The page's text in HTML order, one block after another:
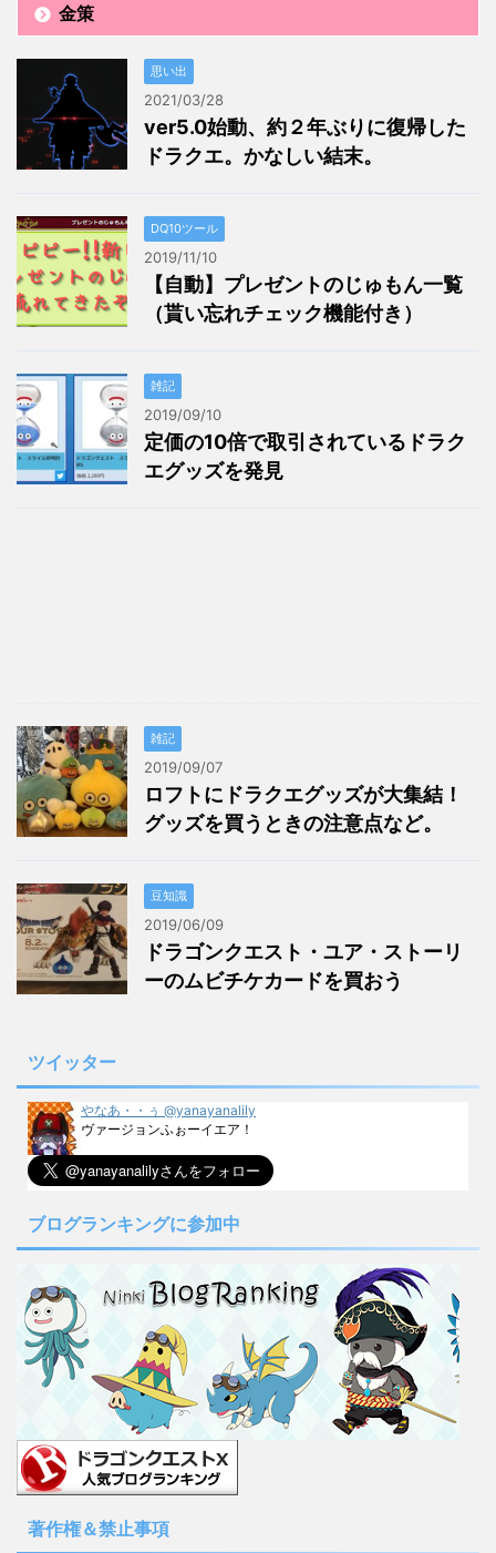
金策
思い出
2021/03/28
ver5.0始動、約２年ぶりに復帰した
ドラクエ。かなしい結末。
DQ10ツール
2019/11/10
【自動】プレゼントのじゅもん一覧
（貰い忘れチェック機能付き）
雑記
2019/09/10
定価の10倍で取引されているドラク
エグッズを発見
雑記
2019/09/07
ロフトにドラクエグッズが大集結！
グッズを買うときの注意点など。
豆知識
2019/06/09
ドラゴンクエスト・ユア・ストーリ
ーのムビチケカードを買おう
ツイッター
やなあ・・ぅ @yanayanalily
ヴァージョンふぉーイエア！
ブログランキングに参加中
著作権＆禁止事項